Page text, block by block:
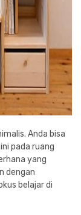
Anda bisa
pada ruang
yang
dengan
belajar di